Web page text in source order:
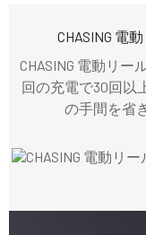
CHASING 電
CHASING 電動リ
回の充電で30回以
の手間を省